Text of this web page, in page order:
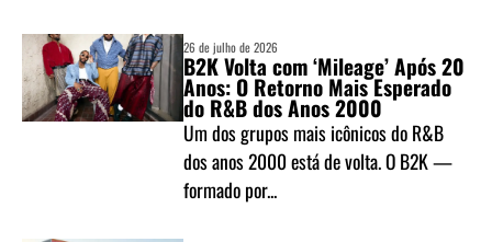
26 de julho de 2026
B2K Volta com ‘Mileage’ Após 20
Anos: O Retorno Mais Esperado
do R&B dos Anos 2000
Um dos grupos mais icônicos do R&B
dos anos 2000 está de volta. O B2K —
formado por...